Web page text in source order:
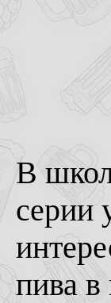
В
серии
пива в